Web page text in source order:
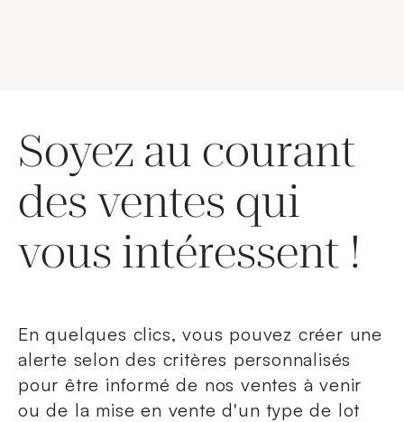
Soyez au courant
des ventes qui
vous intéressent !
En quelques clics, vous pouvez créer une
alerte selon des critères personnalisés
pour être informé de nos ventes à venir
ou de la mise en vente d'un type de lot